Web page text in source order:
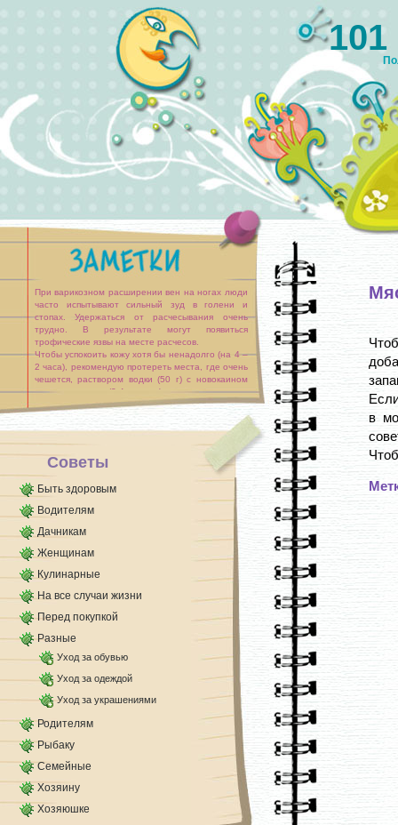
При варикозном расширении вен на ногах люди
часто испытывают сильный зуд в голени и
стопах. Удержаться от расчесывания очень
трудно. В результате могут появиться
трофические язвы на месте расчесов.
Чтобы успокоить кожу хотя бы ненадолго (на 4 –
2 часа), рекомендую протереть места, где очень
чешется, раствором водки (50 г) с новокаином
или ледокаином (3-4 ампулы).
Советы
Быть здоровым
Водителям
Дачникам
Женщинам
Кулинарные
На все случаи жизни
Перед покупкой
Разные
Уход за обувью
Уход за одеждой
Уход за украшениями
Родителям
Рыбаку
Семейные
Хозяину
Хозяюшке
в